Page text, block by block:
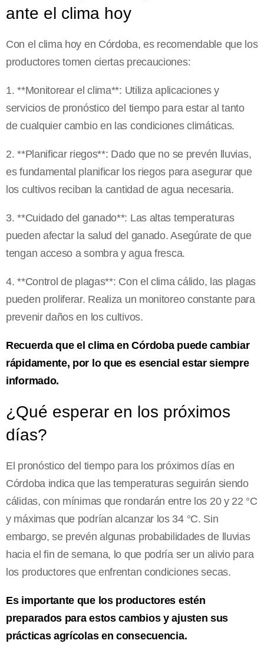
ante el clima hoy
Con el clima hoy en Córdoba, es recomendable que los
productores tomen ciertas precauciones:
1. **Monitorear el clima**: Utiliza aplicaciones y
servicios de pronóstico del tiempo para estar al tanto
de cualquier cambio en las condiciones climáticas.
2. **Planificar riegos**: Dado que no se prevén lluvias,
es fundamental planificar los riegos para asegurar que
los cultivos reciban la cantidad de agua necesaria.
3. **Cuidado del ganado**: Las altas temperaturas
pueden afectar la salud del ganado. Asegúrate de que
tengan acceso a sombra y agua fresca.
4. **Control de plagas**: Con el clima cálido, las plagas
pueden proliferar. Realiza un monitoreo constante para
prevenir daños en los cultivos.
Recuerda que el clima en Córdoba puede cambiar
rápidamente, por lo que es esencial estar siempre
informado.
¿Qué esperar en los próximos
días?
El pronóstico del tiempo para los próximos días en
Córdoba indica que las temperaturas seguirán siendo
cálidas, con mínimas que rondarán entre los 20 y 22 °C
y máximas que podrían alcanzar los 34 °C. Sin
embargo, se prevén algunas probabilidades de lluvias
hacia el fin de semana, lo que podría ser un alivio para
los productores que enfrentan condiciones secas.
Es importante que los productores estén
preparados para estos cambios y ajusten sus
prácticas agrícolas en consecuencia.